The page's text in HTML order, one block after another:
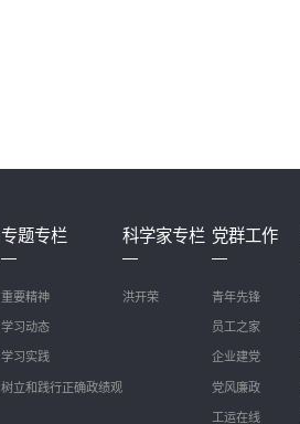
专题专栏
重要精神
学习动态
学习实践
树立和践行正确政绩观
科学家专栏
洪开荣
党群工作
青年先锋
员工之家
企业建党
党风廉政
工运在线